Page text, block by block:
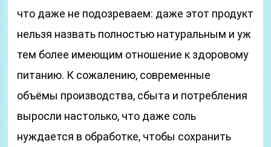
что даже не подозреваем: даже этот продукт
нельзя назвать полностью натуральным и уж
тем более имеющим отношение к здоровому
питанию. К сожалению, современные
объёмы производства, сбыта и потребления
выросли настолько, что даже соль
нуждается в обработке, чтобы сохранить